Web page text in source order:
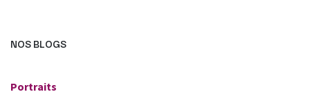
NOS BLOGS
Portraits